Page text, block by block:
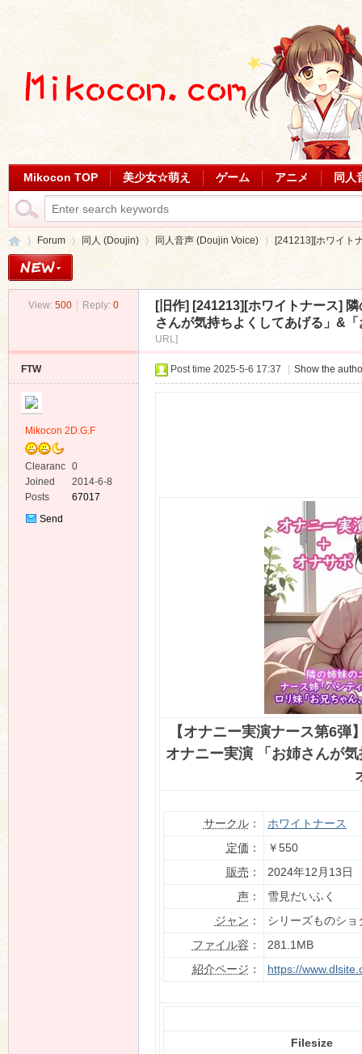
Mikocon TOP 美少女☆萌え ゲーム アニメ 同人
Forum
›
同人 (Doujin) 同人音声 (Doujin Voice)
›
[241213][ホワイト
View: 500 Reply: 0 [旧作] [241213][ホワイトナース]
さんが気持ちよくしてあげる」&
URL]
FTW
Mikocon 2D.G.F
Clearanc
e
0
Joined
2014-6-8
Posts
67017
Send
Post time 2025-5-6 17:37 Show the
【オナニー実演ナース第6
オナニー実演 ️「お姉さんが
サークル：
ホワイトナース
定価 ：
￥550
販売 ：
2024年12月13日
声：
雪見だいふく
ジャン ：
シリーズものシ
ファイル容 ：
281.1MB
紹介ページ ： https://
Filesize